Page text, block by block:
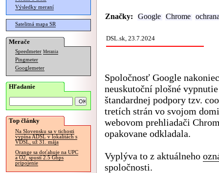
Výsledky meraní
Satelitná mapa SR
Merače
Speedmeter Merania
Pingmeter
Googlemeter
Hľadanie
Top články
Na Slovensku sa v tichosti
vypína ADSL v lokalitách s
VDSL, už 31. mája
Orange sa doťahuje na UPC
a O2, spustí 2.5 Gbps
pripojenie
Značky: Google Chrome
DSL.sk, 23.7.2024
Spoločnosť Google nakoniec
neuskutoční plošné vypnutie
štandardnej podpory tzv.
tretích strán vo svojom
webovom prehliadači
opakovane odkladala.
Vyplýva to z aktuálneho
spoločnosti.